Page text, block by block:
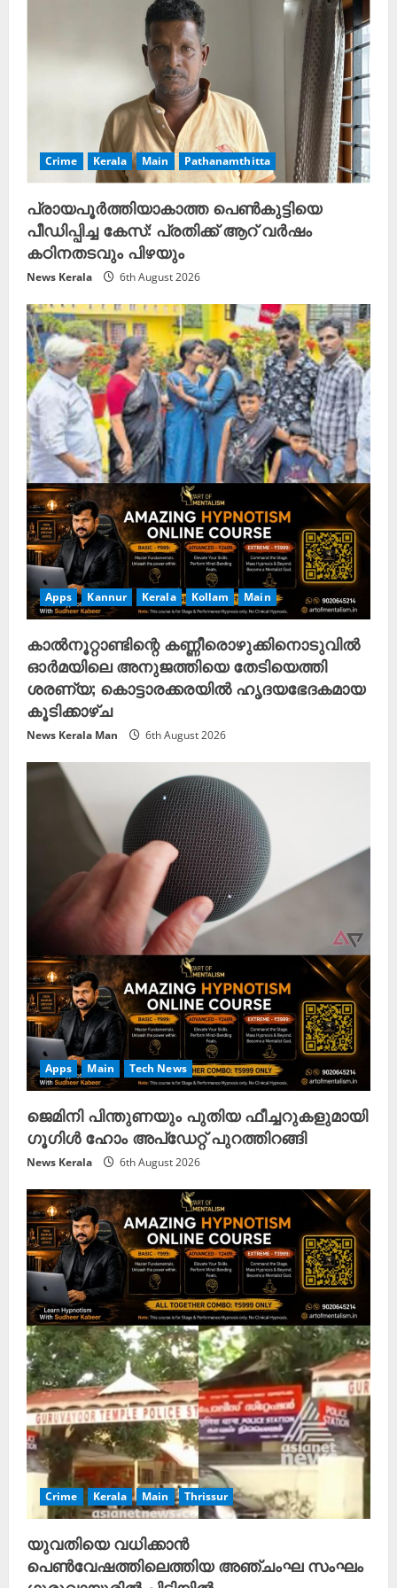
Crime Kerala Main Pathanamthitta
പ്രായപൂർത്തിയാകാത്ത പെൺകുട്ടിയെ
പീഡിപ്പിച്ച കേസ്: പ്രതിക്ക് ആറ് വർഷം
കഠിനതടവും പിഴയും
News Kerala 6th August 2026
Apps Kannur Kerala Kollam Main
കാൽനൂറ്റാണ്ടിന്റെ കണ്ണീരൊഴുക്കിനൊടുവിൽ
ഓർമയിലെ അനുജത്തിയെ തേടിയെത്തി
ശരണ്യ; കൊട്ടാരക്കരയിൽ ഹൃദയഭേദകമായ
കൂടിക്കാഴ്ച
News Kerala Man 6th August 2026
Apps Main Tech News
ജെമിനി പിന്തുണയും പുതിയ ഫീച്ചറുകളുമായി
ഗൂഗിൾ ഹോം അപ്ഡേറ്റ് പുറത്തിറങ്ങി
News Kerala 6th August 2026
Crime Kerala Main Thrissur
യുവതിയെ വധിക്കാൻ
പെൺവേഷത്തിലെത്തിയ അഞ്ചംഘ സംഘം